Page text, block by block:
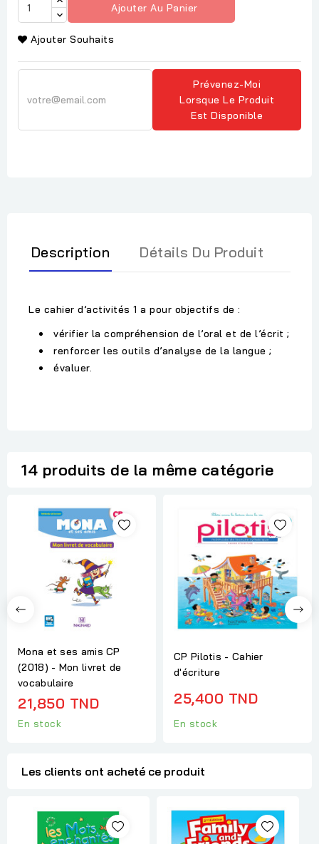
Ajouter Au Panier
Ajouter Souhaits
Prévenez-Moi
Lorsque Le Produit
Est Disponible
Description Détails Du Produit
Le cahier d’activités 1 a pour objectifs de :
vérifier la compréhension de l’oral et de l’écrit ;
renforcer les outils d’analyse de la langue ;
évaluer.
14 produits de la même catégorie
Mona et ses amis CP
(2018) - Mon livret de
vocabulaire
21,850 TND
En stock
CP Pilotis - Cahier
d'écriture
25,400 TND
En stock
Les clients ont acheté ce produit